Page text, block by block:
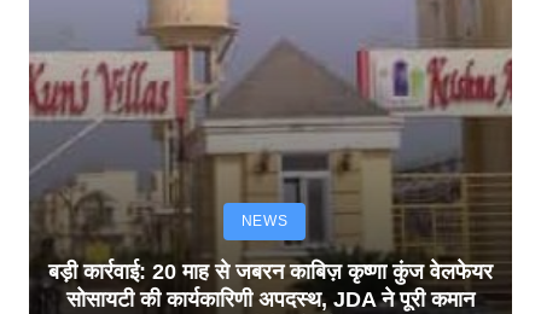
NEWS
बड़ी कार्रवाई: 20 माह से जबरन काबिज़ कृष्णा कुंज वेलफेयर
सोसायटी की कार्यकारिणी अपदस्थ, JDA ने पूरी कमान